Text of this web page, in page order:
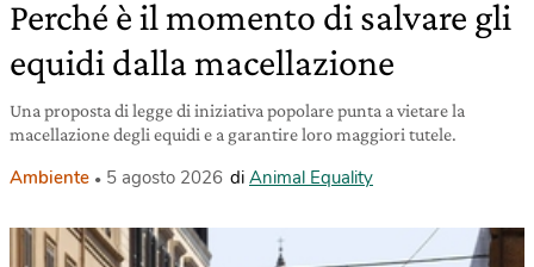
Perché è il momento di salvare gli
equidi dalla macellazione
Una proposta di legge di iniziativa popolare punta a vietare la
macellazione degli equidi e a garantire loro maggiori tutele.
Ambiente 5 agosto 2026 di Animal Equality